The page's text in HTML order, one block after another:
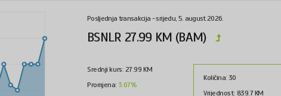
Posljednja transakcija - srijedu, 5. august 2026.
BSNLR 27.99 KM (BAM)
Srednji kurs: 27.99 KM
Promjena: 3.67%
Količina: 30
Vrijednost: 839.7KM